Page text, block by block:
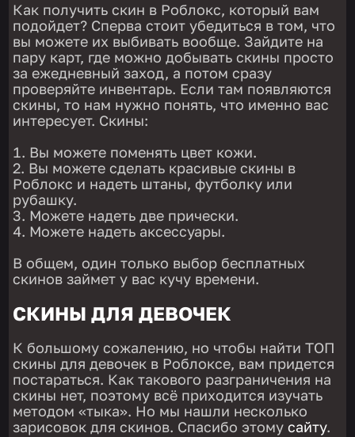
Как получить скин в Роблокс, который вам
подойдет? Сперва стоит убедиться в том, что
вы можете их выбивать вообще. Зайдите на
пару карт, где можно добывать скины просто
за ежедневный заход, а потом сразу
проверяйте инвентарь. Если там появляются
скины, то нам нужно понять, что именно вас
интересует. Скины:
Вы можете поменять цвет кожи.
Вы можете сделать красивые скины в
Роблокс и надеть штаны, футболку или
рубашку.
Можете надеть две прически.
Можете надеть аксессуары.
В общем, один только выбор бесплатных
скинов займет у вас кучу времени.
СКИНЫ ДЛЯ ДЕВОЧЕК
К большому сожалению, но чтобы найти ТОП
скины для девочек в Роблоксе, вам придется
постараться. Как такового разграничения на
скины нет, поэтому всё приходится изучать
методом «тыка». Но мы нашли несколько
зарисовок для скинов. Спасибо этомусайту.